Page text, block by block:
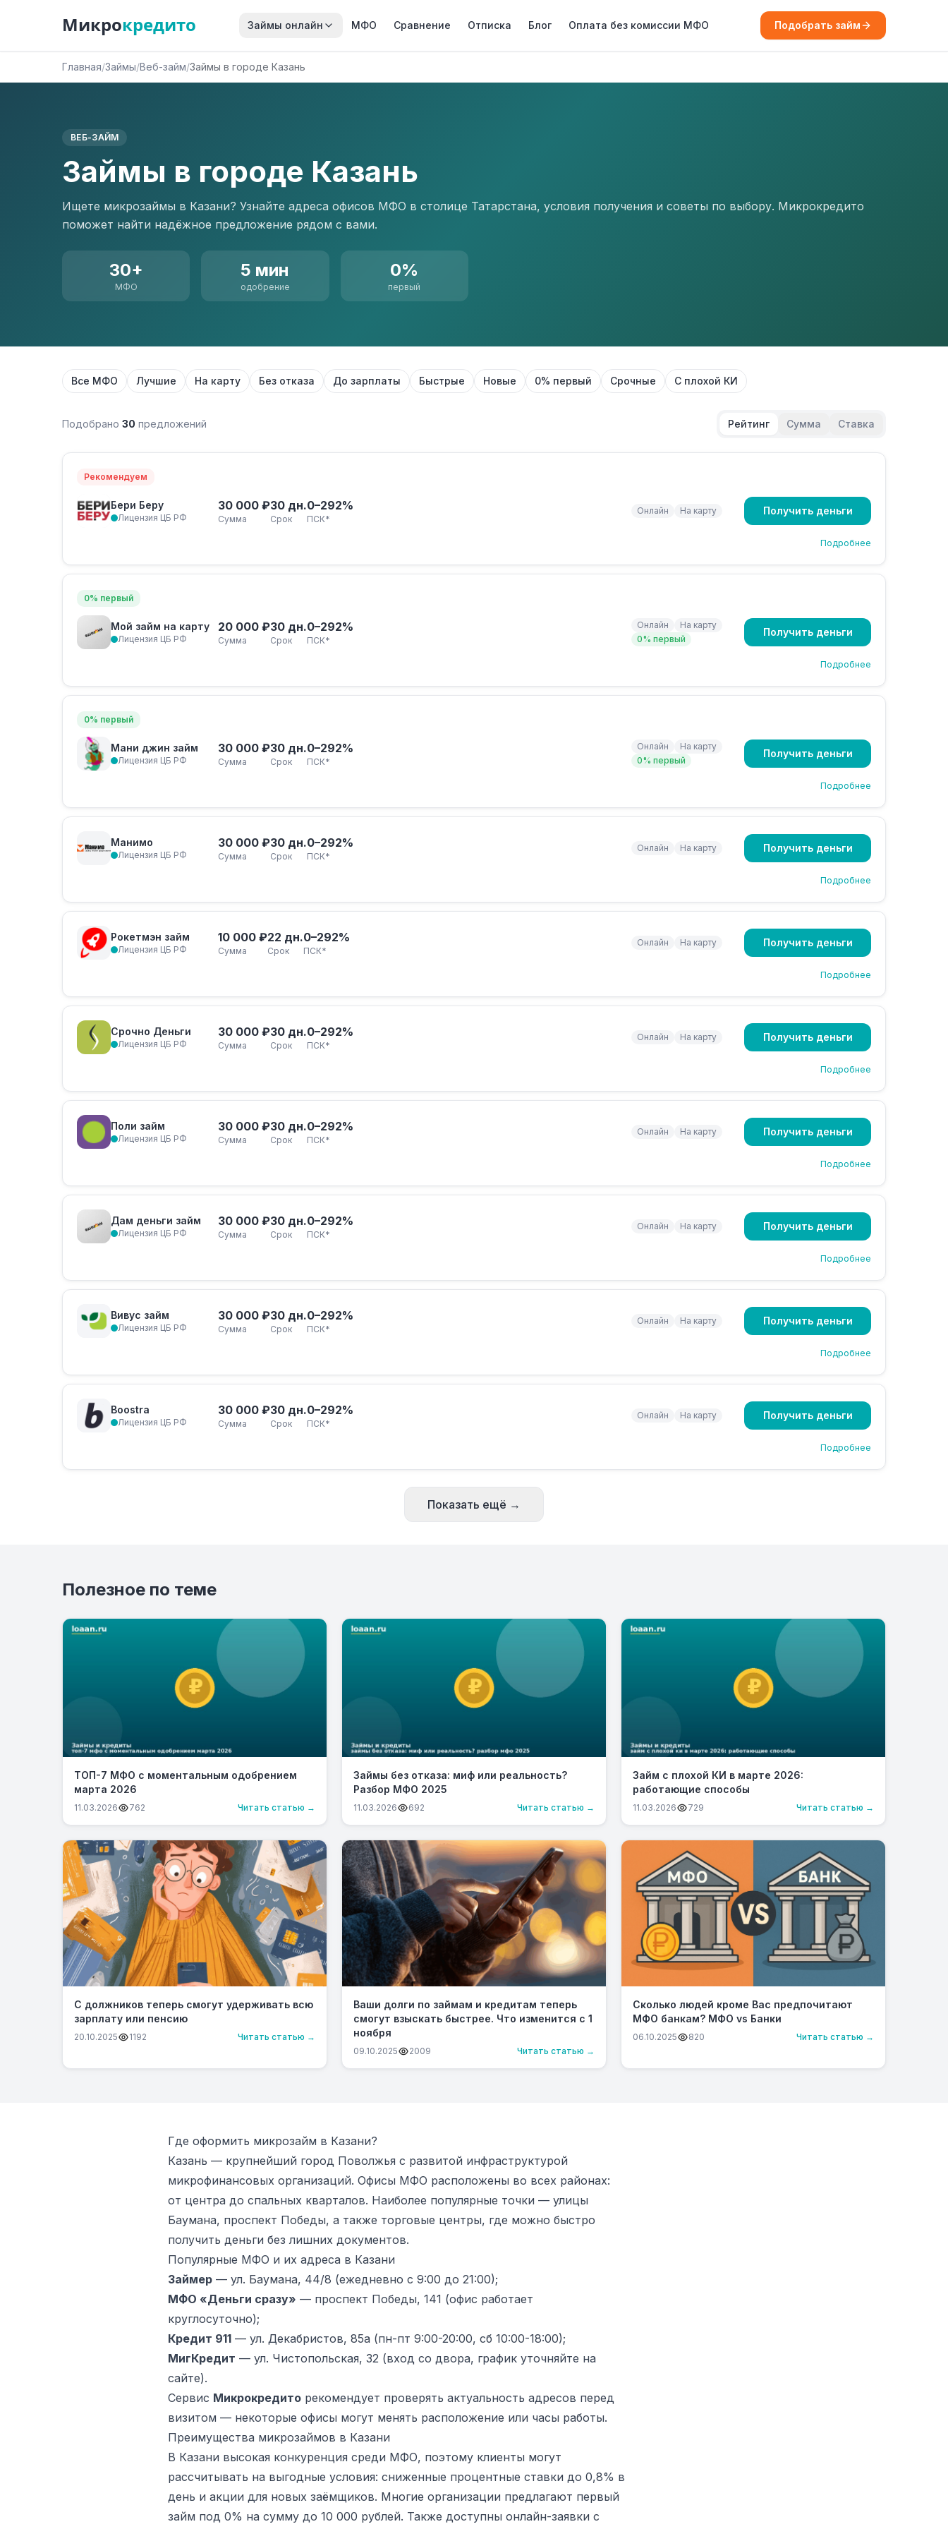
Микрокредито Займы онлайн МФО Сравнение Отписка Блог Оплата без комиссии МФО Подобрать займ
Главная/Займы/Веб-займ/Займы в городе Казань
ВЕБ-ЗАЙМ
Займы в городе Казань
Ищете микрозаймы в Казани? Узнайте адреса офисов МФО в столице Татарстана, условия получения и советы по выбору. Микрокредито
поможет найти надёжное предложение рядом с вами.
30+
МФО
5 мин
одобрение
0%
первый
Все МФО Лучшие На карту Без отказа До зарплаты Быстрые Новые 0% первый Срочные С плохой КИ
Подобрано 30 предложений Рейтинг Сумма Ставка
Рекомендуем
Бери Беру
Лицензия ЦБ РФ
30 000 ₽
Сумма
30 дн.
Срок
0–292%
ПСК*
Онлайн На карту Получить деньги
Подробнее
0% первый
Мой займ на карту
Лицензия ЦБ РФ
20 000 ₽
Сумма
30 дн.
Срок
0–292%
ПСК*
Онлайн
На карту
0% первый
Получить деньги
Подробнее
0% первый
Мани джин займ
Лицензия ЦБ РФ
30 000 ₽
Сумма
30 дн.
Срок
0–292%
ПСК*
Онлайн
На карту
0% первый
Получить деньги
Подробнее
Манимо
Лицензия ЦБ РФ
30 000 ₽
Сумма
30 дн.
Срок
0–292%
ПСК*
Онлайн На карту Получить деньги
Подробнее
Рокетмэн займ
Лицензия ЦБ РФ
10 000 ₽
Сумма
22 дн.
Срок
0–292%
ПСК*
Онлайн На карту Получить деньги
Подробнее
Срочно Деньги
Лицензия ЦБ РФ
30 000 ₽
Сумма
30 дн.
Срок
0–292%
ПСК*
Онлайн На карту Получить деньги
Подробнее
Поли займ
Лицензия ЦБ РФ
30 000 ₽
Сумма
30 дн.
Срок
0–292%
ПСК*
Онлайн На карту Получить деньги
Подробнее
Дам деньги займ
Лицензия ЦБ РФ
30 000 ₽
Сумма
30 дн.
Срок
0–292%
ПСК*
Онлайн На карту Получить деньги
Подробнее
Вивус займ
Лицензия ЦБ РФ
30 000 ₽
Сумма
30 дн.
Срок
0–292%
ПСК*
Онлайн На карту Получить деньги
Подробнее
Boostra
Лицензия ЦБ РФ
30 000 ₽
Сумма
30 дн.
Срок
0–292%
ПСК*
Онлайн На карту Получить деньги
Подробнее
Показать ещё →
Полезное по теме
ТОП-7 МФО с моментальным одобрением
марта 2026
11.03.2026 762 Читать статью →
Займы без отказа: миф или реальность?
Разбор МФО 2025
11.03.2026 692 Читать статью →
Займ с плохой КИ в марте 2026:
работающие способы
11.03.2026 729 Читать статью →
С должников теперь смогут удерживать всю
зарплату или пенсию
20.10.2025 1192 Читать статью →
Ваши долги по займам и кредитам теперь
смогут взыскать быстрее. Что изменится с 1
ноября
09.10.2025 2009 Читать статью →
Сколько людей кроме Вас предпочитают
МФО банкам? МФО vs Банки
06.10.2025 820 Читать статью →
Где оформить микрозайм в Казани?
Казань — крупнейший город Поволжья с развитой инфраструктурой
микрофинансовых организаций. Офисы МФО расположены во всех районах:
от центра до спальных кварталов. Наиболее популярные точки — улицы
Баумана, проспект Победы, а также торговые центры, где можно быстро
получить деньги без лишних документов.
Популярные МФО и их адреса в Казани
Займер — ул. Баумана, 44/8 (ежедневно с 9:00 до 21:00);
МФО «Деньги сразу» — проспект Победы, 141 (офис работает
круглосуточно);
Кредит 911 — ул. Декабристов, 85а (пн-пт 9:00-20:00, сб 10:00-18:00);
МигКредит — ул. Чистопольская, 32 (вход со двора, график уточняйте на
сайте).
Сервис Микрокредито рекомендует проверять актуальность адресов перед
визитом — некоторые офисы могут менять расположение или часы работы.
Преимущества микрозаймов в Казани
В Казани высокая конкуренция среди МФО, поэтому клиенты могут
рассчитывать на выгодные условия: сниженные процентные ставки до 0,8% в
день и акции для новых заёмщиков. Многие организации предлагают первый
займ под 0% на сумму до 10 000 рублей. Также доступны онлайн-заявки с